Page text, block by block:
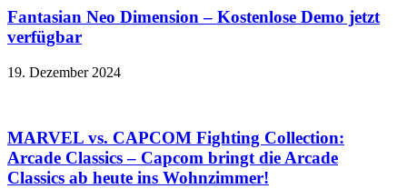
Fantasian Neo Dimension – Kostenlose Demo jetzt
verfügbar
19. Dezember 2024
MARVEL vs. CAPCOM Fighting Collection:
Arcade Classics – Capcom bringt die Arcade
Classics ab heute ins Wohnzimmer!